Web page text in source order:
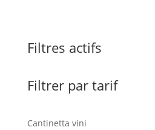
Filtres actifs
Filtrer par tarif
Cantinetta vini